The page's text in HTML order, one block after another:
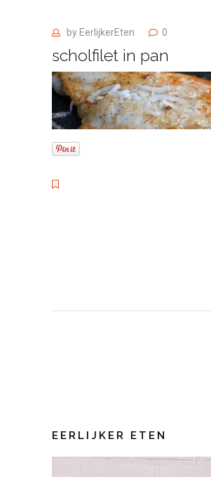
by EerlijkerEten 0
scholfilet in pan
EERLIJKER ETEN